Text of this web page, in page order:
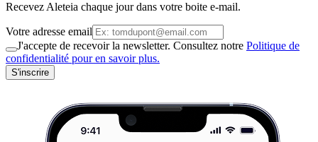
Recevez Aleteia chaque jour dans votre boite e-mail.
Votre adresse email
J'accepte de recevoir la newsletter. Consultez notre Politique de
confidentialité pour en savoir plus.
S'inscrire